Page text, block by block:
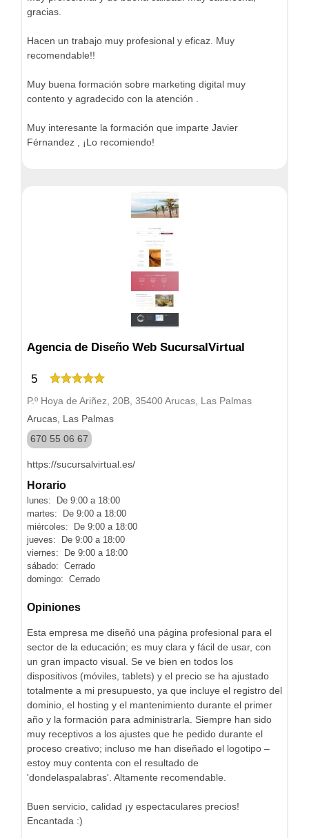
gracias.
Hacen un trabajo muy profesional y eficaz. Muy
recomendable!!
Muy buena formación sobre marketing digital muy
contento y agradecido con la atención .
Muy interesante la formación que imparte Javier
Férnandez , ¡Lo recomiendo!
Agencia de Diseño Web SucursalVirtual
5
P.º Hoya de Ariñez, 20B, 35400 Arucas, Las Palmas
Arucas, Las Palmas
670 55 06 67
https://sucursalvirtual.es/
Horario
lunes: De 9:00 a 18:00
martes: De 9:00 a 18:00
miércoles: De 9:00 a 18:00
jueves: De 9:00 a 18:00
viernes: De 9:00 a 18:00
sábado: Cerrado
domingo: Cerrado
Opiniones
Esta empresa me diseñó una página profesional para el
sector de la educación; es muy clara y fácil de usar, con
un gran impacto visual. Se ve bien en todos los
dispositivos (móviles, tablets) y el precio se ha ajustado
totalmente a mi presupuesto, ya que incluye el registro del
dominio, el hosting y el mantenimiento durante el primer
año y la formación para administrarla. Siempre han sido
muy receptivos a los ajustes que he pedido durante el
proceso creativo; incluso me han diseñado el logotipo –
estoy muy contenta con el resultado de
'dondelaspalabras'. Altamente recomendable.
Buen servicio, calidad ¡y espectaculares precios!
Encantada :)